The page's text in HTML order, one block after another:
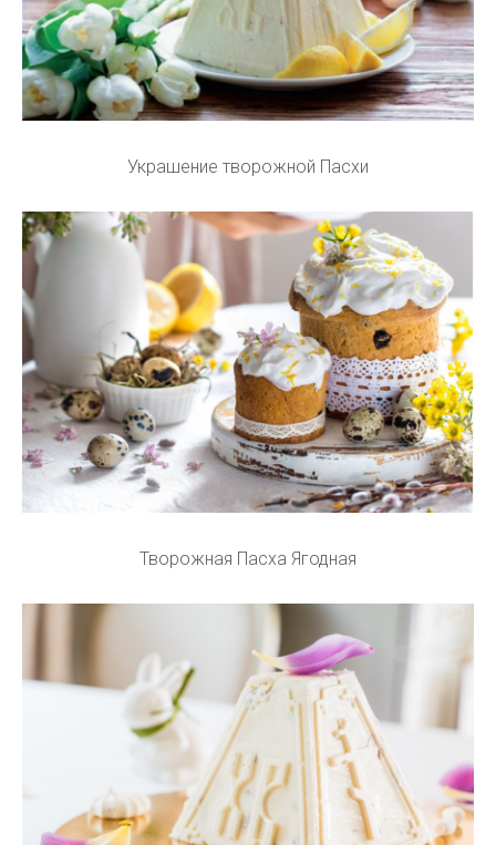
Украшение творожной Пасхи
Творожная Пасха Ягодная